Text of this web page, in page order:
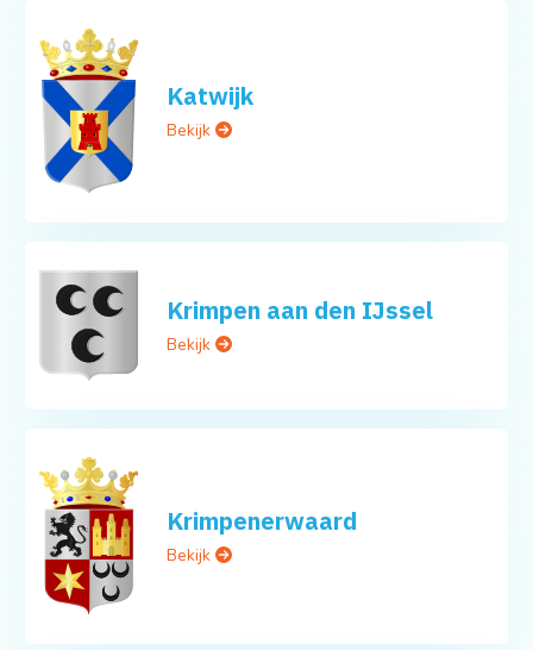
Katwijk
Bekijk
Krimpen aan den IJssel
Bekijk
Krimpenerwaard
Bekijk